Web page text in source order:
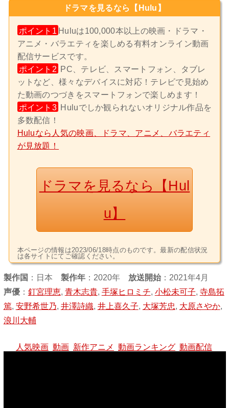
ドラマを見るなら【Hulu】
ポイント1 Huluは100,000本以上の映画・ドラマ・
アニメ・バラエティを楽しめる有料オンライン動画
配信サービスです。
ポイント2 PC、テレビ、スマートフォン、タブレ
ットなど、様々なデバイスに対応！テレビで見始め
た動画のつづきをスマートフォンで楽しめます！
ポイント3 Huluでしか観られないオリジナル作品を
多数配信！
Huluなら人気の映画、ドラマ、アニメ、バラエティ
が見放題！
ドラマを見るなら【Hul
u】
本ページの情報は2023/06/18時点のものです。最新の配信状況
は各サイトにてご確認ください。
製作国 ： 日本 製作年：2020年 放送開始：2021年4月
声優： 釘宮理恵, 青木志貴, 手塚ヒロミチ, 小松未可子, 寺島拓
篤, 安野希世乃, 井澤詩織, 井上喜久子, 大塚芳忠, 大原さやか,
浪川大輔
人気映画 動画 新作アニメ 動画ランキング 動画配信